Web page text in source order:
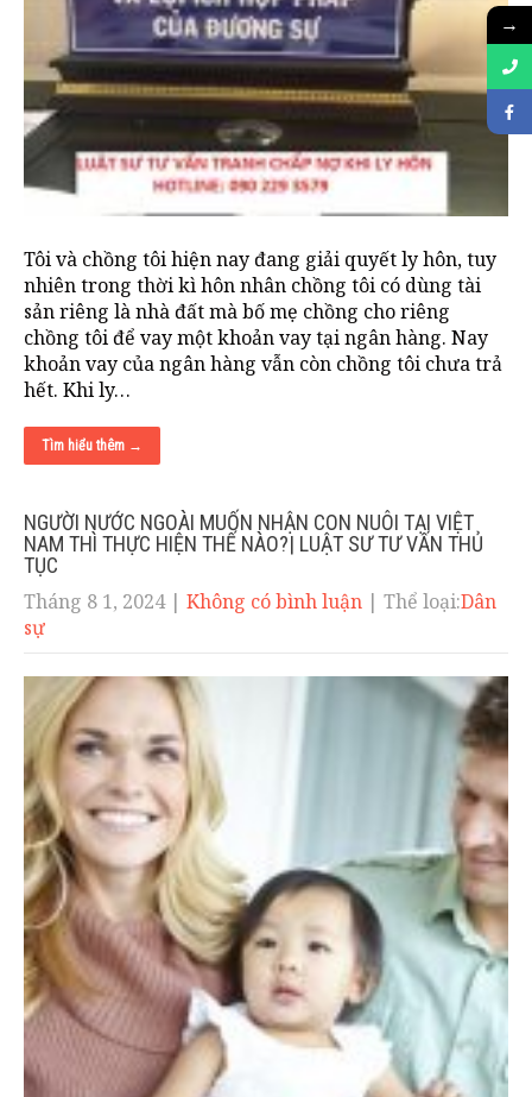
Tôi và chồng tôi hiện nay đang giải quyết ly hôn, tuy
nhiên trong thời kì hôn nhân chồng tôi có dùng tài
sản riêng là nhà đất mà bố mẹ chồng cho riêng
chồng tôi để vay một khoản vay tại ngân hàng. Nay
khoản vay của ngân hàng vẫn còn chồng tôi chưa trả
hết. Khi ly…
Tìm hiểu thêm →
NGƯỜI NƯỚC NGOÀI MUỐN NHẬN CON NUÔI TẠI VIỆT
NAM THÌ THỰC HIỆN THẾ NÀO?| LUẬT SƯ TƯ VẤN THỦ
TỤC
Tháng 8 1, 2024 | Không có bình luận | Thể loại:Dân
sự
→